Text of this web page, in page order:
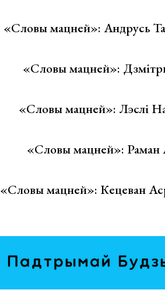
«Словы мацней»: Андрусь
«Словы мацней»:
«Словы мацней»: Лэслі
«Словы мацней»: Раман
«Словы мацней»: Кецеван